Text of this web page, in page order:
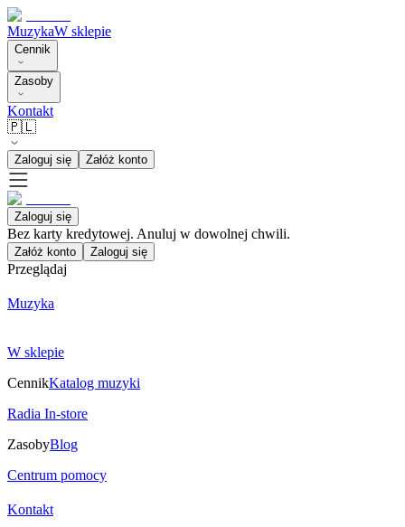
MuzykaW sklepie
Cennik
Zasoby
Kontakt
🇵🇱
Zaloguj się Załóż konto
Zaloguj się
Bez karty kredytowej. Anuluj w dowolnej chwili.
Załóż konto Zaloguj się
Przeglądaj
Muzyka
W sklepie
CennikKatalog muzyki
Radia In-store
ZasobyBlog
Centrum pomocy
Kontakt